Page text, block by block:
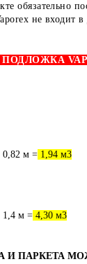
обязательно
не входит
м = 1,94 м3
м = 4,30 м3
И ПАРКЕТА